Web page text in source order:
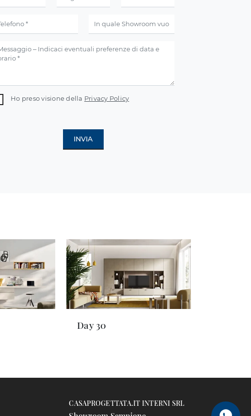
Ho preso visione della Privacy Policy
INVIA
Day 30
CASAPROGETTATA.IT INTERNI SRL